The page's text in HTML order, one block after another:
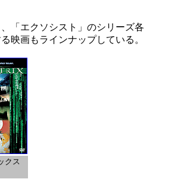
「エクソシスト」のシリーズ各
映画もラインナップしている。
クス